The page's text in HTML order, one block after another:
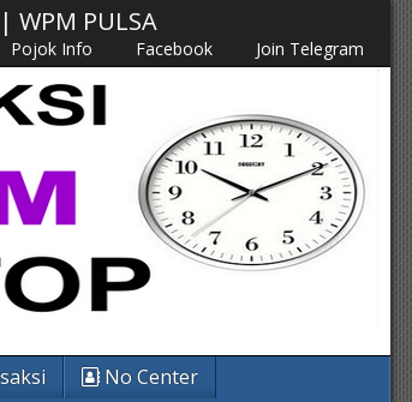
PULSA
Pojok Info Facebook Join Telegram
No Center